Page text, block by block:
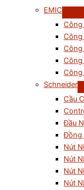
EMIC
Công
Công
Công
Công
Công
Schneider
Cầu
Đầu
Đồng
Nút
Nút
Nút
Nút